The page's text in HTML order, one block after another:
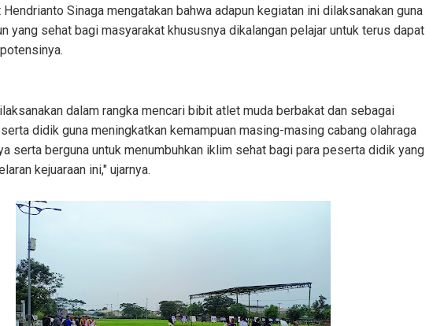
Hendrianto Sinaga mengatakan bahwa adapun kegiatan ini dilaksanakan guna
yang sehat bagi masyarakat khususnya dikalangan pelajar untuk terus dapat
dalam rangka mencari bibit atlet muda berbakat dan sebagai
didik guna meningkatkan kemampuan masing-masing cabang olahraga
serta berguna untuk menumbuhkan iklim sehat bagi para peserta didik yang
kejuaraan ini," ujarnya.